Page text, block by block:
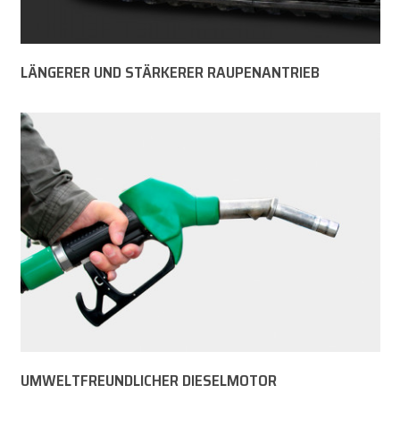
LÄNGERER UND STÄRKERER RAUPENANTRIEB
UMWELTFREUNDLICHER DIESELMOTOR